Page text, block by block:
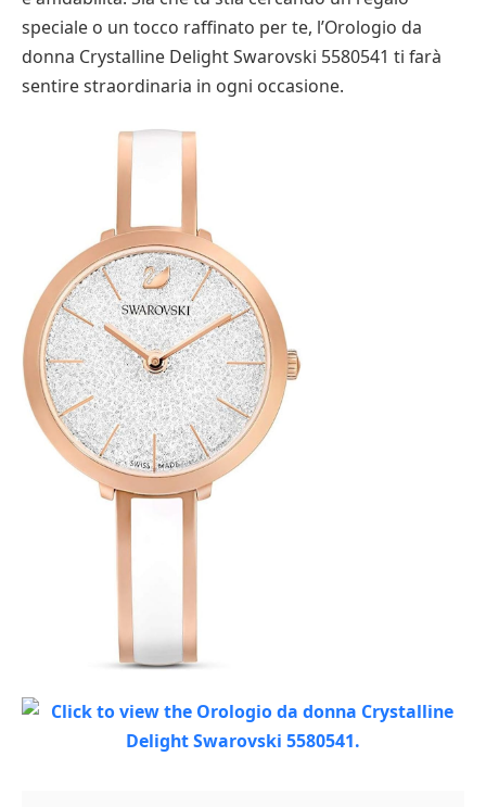
speciale o un tocco raffinato per te, l’Orologio da
donna Crystalline Delight Swarovski 5580541 ti farà
sentire straordinaria in ogni occasione.